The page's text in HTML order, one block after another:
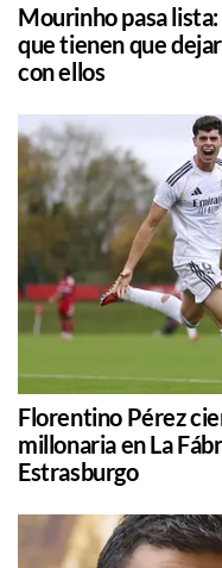
Mourinho pasa
que tienen que
con ellos
Florentino Pérez
millonaria en La
Estrasburgo